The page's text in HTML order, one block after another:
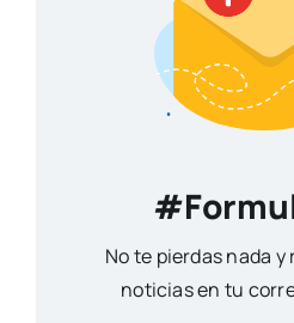
No te pierdas nada
noticias en tu